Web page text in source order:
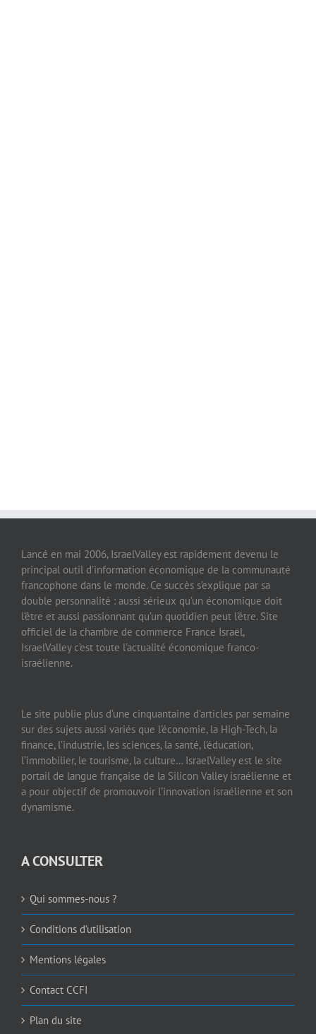
Lancé en mai 2006, IsraelValley est rapidement devenu le
principal outil d’information économique de la communauté
francophone dans le monde. Ce succès s’explique par sa
double personnalité : aussi sérieux qu’un économique doit
l’être et aussi passionnant qu’un quotidien peut l’être. Site
officiel de la chambre de commerce France Israël,
IsraelValley c’est toute l’actualité économique franco-
israélienne.
Le site publie plus d’une cinquantaine d’articles par semaine
sur des sujets aussi variés que l’économie, la High-Tech, la
finance, l’industrie, les sciences, la santé, l’éducation,
l’immobilier, le tourisme, la culture… IsraelValley est le site
portail de langue française de la Silicon Valley israélienne et
a pour objectif de promouvoir l’innovation israélienne et son
dynamisme.
A CONSULTER
Qui sommes-nous ?
Conditions d’utilisation
Mentions légales
Contact CCFI
Plan du site